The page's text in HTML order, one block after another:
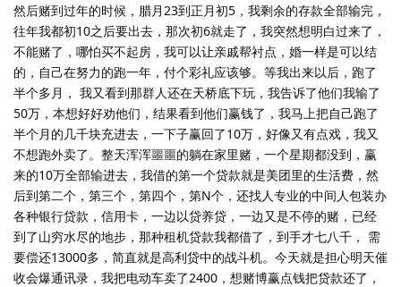
然后赌到过年的时候，腊月23到正月初5，我剩余的存款全部输完，
往年我都初10之后要出去，那次初6就走了，我突然想明白过来了，
不能赌了，哪怕买不起房，我可以让亲戚帮衬点，婚一样是可以结
的，自己在努力的跑一年，付个彩礼应该够。等我出来以后，跑了
半个多月， 我又看到那群人还在天桥底下玩，我告诉了他们我输了
50万，本想好好劝他们，结果看到他们赢钱了，我马上把自己跑了
半个月的几千块充进去，一下子赢回了10万，好像又有点戏，我又
不想跑外卖了。整天浑浑噩噩的躺在家里赌，一个星期都没到，赢
来的10万全部输进去，我借的第一个贷款就是美团里的生活费，然
后到第二个，第三个，第四个，第N个，还找人专业的中间人包装办
各种银行贷款，信用卡，一边以贷养贷，一边又是不停的赌，已经
到了山穷水尽的地步，那种租机贷款我都借了，到手才七八千， 需
要偿还13000多，简直就是高利贷中的战斗机。今天就是担心明天催
收会爆通讯录，我把电动车卖了2400，想赌博赢点钱把贷款还了，